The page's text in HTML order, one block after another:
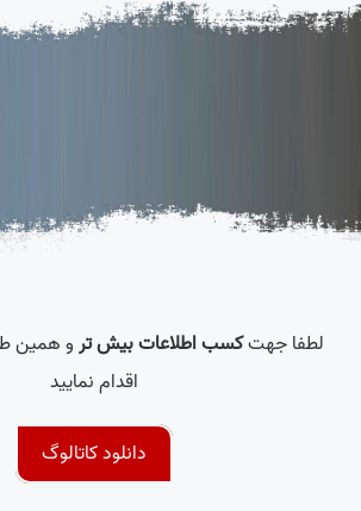
لطفا جهتکسب اطلاعات بیش ترو همین
اقدام نمایید
دانلود کاتالوگ